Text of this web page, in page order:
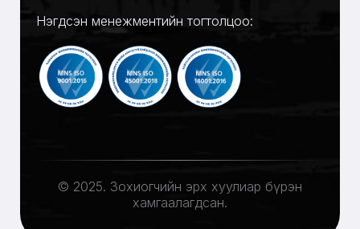
Нэгдсэн менежментийн тогтолцоо:
© 2025. Зохиогчийн эрх хуулиар бүрэн
хамгаалагдсан.